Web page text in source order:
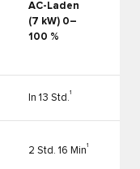
AC-Laden
(7 kW) 0–
100 %
In 13 Std.1
2 Std. 16 Min1